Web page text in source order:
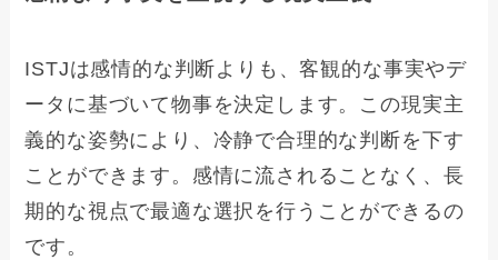
ISTJは感情的な判断よりも、客観的な事実やデ
ータに基づいて物事を決定します。この現実主
義的な姿勢により、冷静で合理的な判断を下す
ことができます。感情に流されることなく、長
期的な視点で最適な選択を行うことができるの
です。